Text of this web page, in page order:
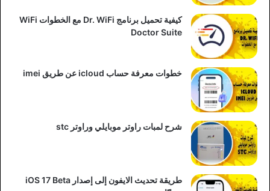
كيفية تحميل برنامج Dr. WiFi مع الخطوات WiFi
Doctor Suite
خطوات معرفة حساب icloud عن طريق imei
شرح لمبات راوتر موبايلي وراوتر stc
طريقة تحديث الايفون إلى إصدار iOS 17 Beta